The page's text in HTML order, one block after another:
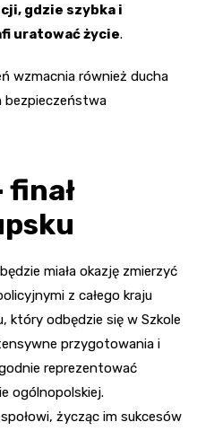
gdzie szybka i
uratować życie.
wzmacnia również ducha
bezpieczeństwa
finał
miała okazję zmierzyć
z całego kraju
który odbędzie się w Szkole
przygotowania i
reprezentować
ogólnopolskiej.
życząc im sukcesów